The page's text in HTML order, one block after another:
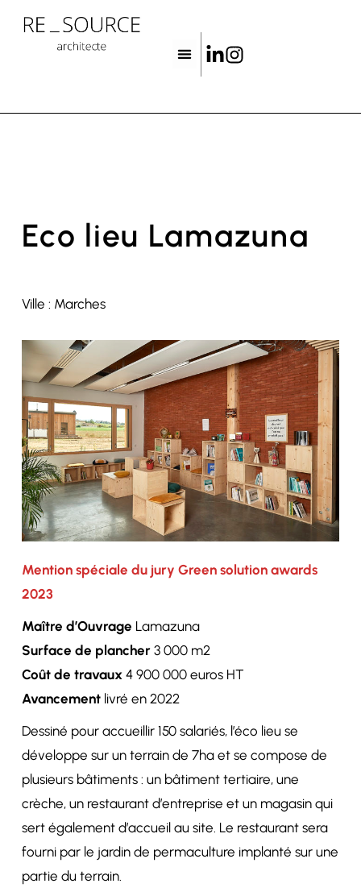
Eco lieu Lamazuna
Ville : Marches
Mention spéciale du jury Green solution awards
2023
Maître d’Ouvrage Lamazuna
Surface de plancher3 000 m2
Coût de travaux4 900 000 euros HT
Avancement livré en 2022
Dessiné pour accueillir 150 salariés, l’éco lieu se
développe sur un terrain de 7ha et se compose de
plusieurs bâtiments : un bâtiment tertiaire, une
crèche, un restaurant d’entreprise et un magasin qui
sert également d’accueil au site. Le restaurant sera
fourni par le jardin de permaculture implanté sur une
partie du terrain.